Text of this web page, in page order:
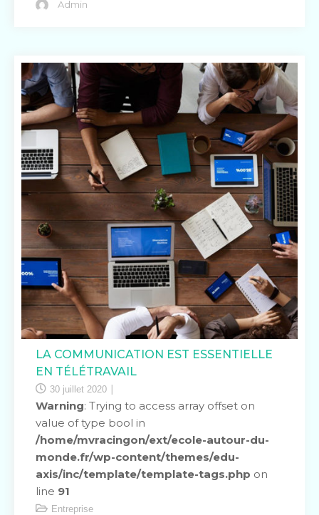
Admin
LA COMMUNICATION EST ESSENTIELLE
EN TÉLÉTRAVAIL
30 juillet 2020
Warning: Trying to access array offset on
value of type bool in
/home/mvracingon/ext/ecole-autour-du-
monde.fr/wp-content/themes/edu-
axis/inc/template/template-tags.php on
line 91
Entreprise